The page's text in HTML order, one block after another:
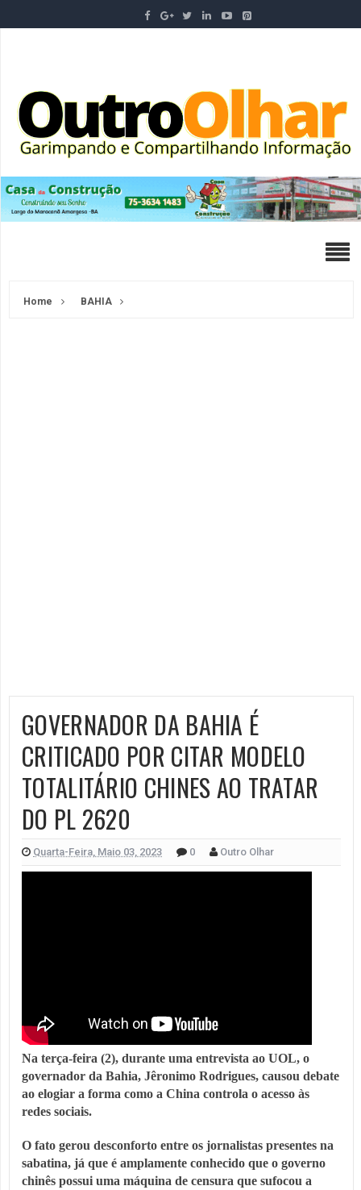
Home BAHIA
GOVERNADOR DA BAHIA É
CRITICADO POR CITAR MODELO
TOTALITÁRIO CHINES AO TRATAR
DO PL 2620
Quarta-Feira, Maio 03, 2023 0 Outro Olhar
Na terça-feira (2), durante uma entrevista ao UOL, o
governador da Bahia, Jêronimo Rodrigues, causou debate
ao elogiar a forma como a China controla o acesso às
redes sociais.
O fato gerou desconforto entre os jornalistas presentes na
sabatina, já que é amplamente conhecido que o governo
chinês possui uma máquina de censura que sufocou a